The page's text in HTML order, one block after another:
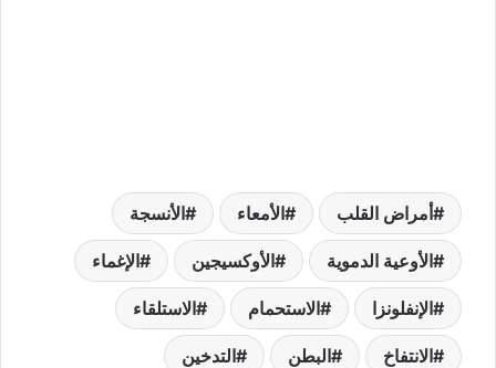
أمراض القلب الأمعاء الأنسجة
الأوعية الدموية الأوكسيجين الإغماء
الإنفلونزا الاستحمام الاستلقاء
الانتفاخ البطن التدخين